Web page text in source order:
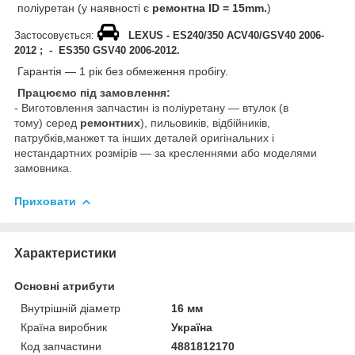
поліуретан (у наявності є ремонтна ID = 15mm.)
Застосовується:
LEXUS - ES240/350 ACV40/GSV40 2006-
2012 ; - ES350 GSV40 2006-2012.
Гарантія — 1 рік без обмеження пробігу.
Працюємо під замовлення:
- Виготовлення запчастин із поліуретану — втулок (в
тому) серед ремонтних), пильовиків, відбійників,
патрубків,манжет та інших деталей оригінальних і
нестандартних розмірів — за кресленнями або моделями
замовника.
Приховати
Характеристики
Основні атрибути
Внутрішній діаметр
16 мм
Країна виробник
Україна
Код запчастини
4881812170